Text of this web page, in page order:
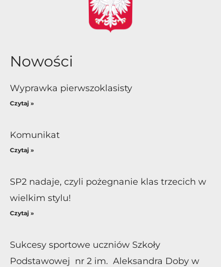
Nowości
Wyprawka pierwszoklasisty
Czytaj »
Komunikat
Czytaj »
SP2 nadaje, czyli pożegnanie klas trzecich w
wielkim stylu!
Czytaj »
Sukcesy sportowe uczniów Szkoły
Podstawowej nr 2 im. Aleksandra Doby w